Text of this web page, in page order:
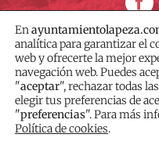
© AYUNTAMIENTO DE
Política de Cookies
En
analítica para garantizar el
web y ofrecerte la mejor
navegación web. Puedes
"aceptar", rechazar todas
elegir tus preferencias de
"preferencias". Para más
Política de cookies.